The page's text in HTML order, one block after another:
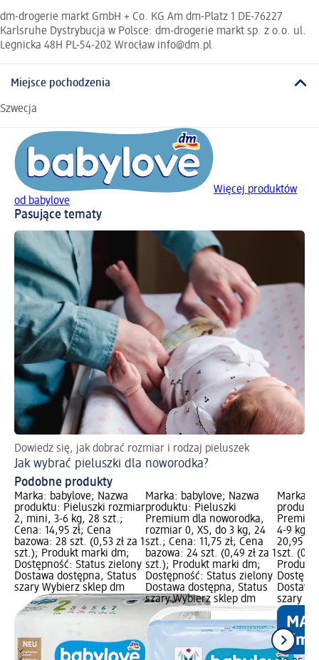
dm-drogerie markt GmbH + Co. KG Am dm-Platz 1 DE-76227
Karlsruhe Dystrybucja w Polsce: dm-drogerie markt sp. z o.o. ul.
Legnicka 48H PL-54-202 Wrocław info@dm.pl
Miejsce pochodzenia
Szwecja
Więcej produktów
od babylove
Pasujące tematy
Dowiedz się, jak dobrać rozmiar i rodzaj pieluszek
Jak wybrać pieluszki dla noworodka?
Podobne produkty
Marka: babylove; Nazwa
produktu: Pieluszki rozmiar
2, mini, 3-6 kg, 28 szt.;
Cena: 14,95 zł; Cena
bazowa: 28 szt. (0,53 zł za 1
szt.); Produkt marki dm;
Dostępność: Status zielony
Dostawa dostępna, Status
szary Wybierz sklep dm
Marka: babylove; Nazwa
produktu: Pieluszki
Premium dla noworodka,
rozmiar 0, XS, do 3 kg, 24
szt.; Cena: 11,75 zł; Cena
bazowa: 24 szt. (0,49 zł za 1
szt.); Produkt marki dm;
Dostępność: Status zielony
Dostawa dostępna, Status
szary Wybierz sklep dm
Marka:
4-9 kg,
20,95
szt.
Produkt
szary